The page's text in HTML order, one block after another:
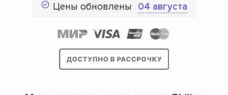
Цены обновлены 04 августа